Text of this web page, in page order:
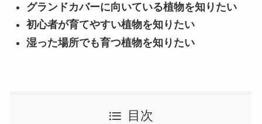
グランドカバーに向いている植物を知りたい
初心者が育てやすい植物を知りたい
湿った場所でも育つ植物を知りたい
目次